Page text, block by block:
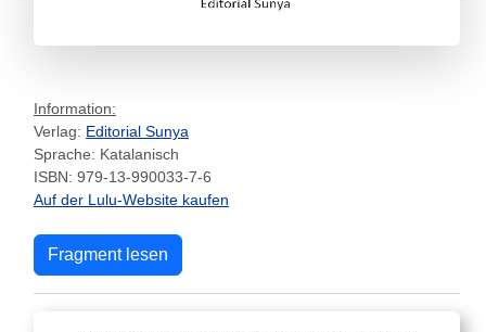
Information:
Verlag: Editorial Sunya
Sprache: Katalanisch
ISBN: 979-13-990033-7-6
Auf der Lulu-Website kaufen
Fragment lesen